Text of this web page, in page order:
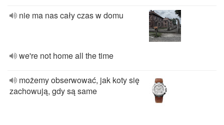
nie ma nas cały czas w domu
we're not home all the time
możemy obserwować, jak koty się
zachowują, gdy są same